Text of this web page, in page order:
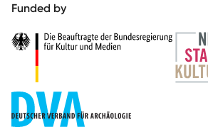
Funded by